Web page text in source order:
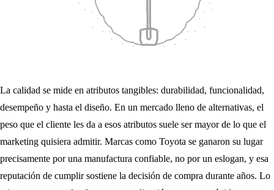
La calidad se mide en atributos tangibles: durabilidad, funcionalidad,
desempeño y hasta el diseño. En un mercado lleno de alternativas, el
peso que el cliente les da a esos atributos suele ser mayor de lo que el
marketing quisiera admitir. Marcas como Toyota se ganaron su lugar
precisamente por una manufactura confiable, no por un eslogan, y esa
reputación de cumplir sostiene la decisión de compra durante años. Lo